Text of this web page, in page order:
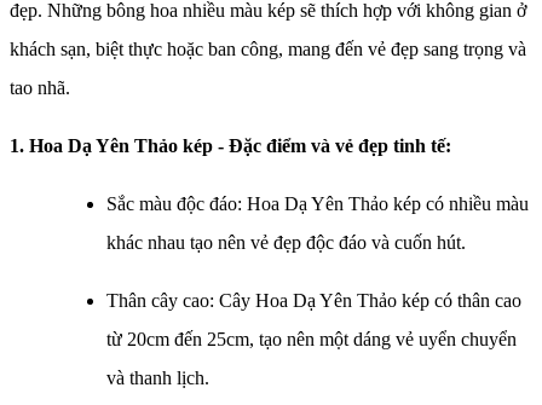
đẹp. Những bông hoa nhiều màu kép sẽ thích hợp với không gian ở
khách sạn, biệt thực hoặc ban công, mang đến vẻ đẹp sang trọng và
tao nhã.
1. Hoa Dạ Yên Thảo kép - Đặc điểm và vẻ đẹp tinh tế:
Sắc màu độc đáo: Hoa Dạ Yên Thảo kép có nhiều màu
khác nhau tạo nên vẻ đẹp độc đáo và cuốn hút.
Thân cây cao: Cây Hoa Dạ Yên Thảo kép có thân cao
từ 20cm đến 25cm, tạo nên một dáng vẻ uyển chuyển
và thanh lịch.